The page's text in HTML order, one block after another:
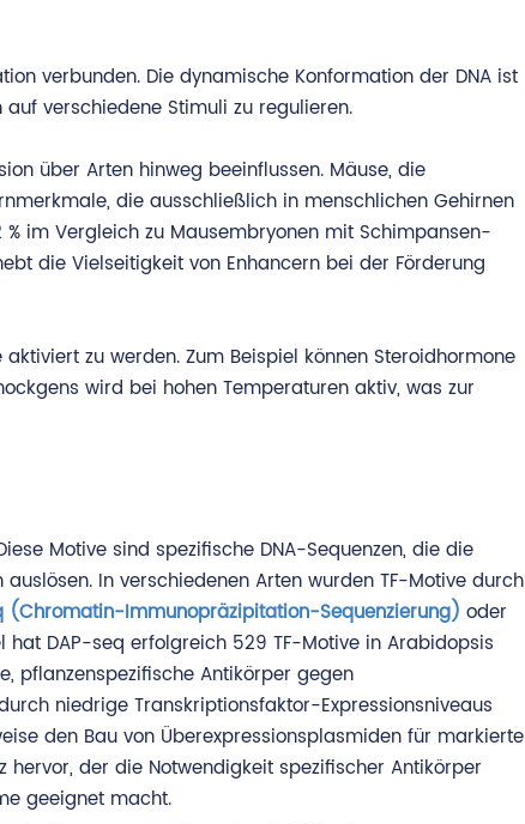
verbunden. Die dynamische Konformation der DNA ist
verschiedene Stimuli zu regulieren.
über Arten hinweg beeinflussen. Mäuse, die
die ausschließlich in menschlichen Gehirnen
im Vergleich zu Mausembryonen mit Schimpansen-
die Vielseitigkeit von Enhancern bei der Förderung
zu werden. Zum Beispiel können Steroidhormone
wird bei hohen Temperaturen aktiv, was zur
Motive sind spezifische DNA-Sequenzen, die die
In verschiedenen Arten wurden TF-Motive durch
(Chromatin-Immunopräzipitation-Sequenzierung) oder
hat DAP-seq erfolgreich 529 TF-Motive in Arabidopsis
pflanzenspezifische Antikörper gegen
niedrige Transkriptionsfaktor-Expressionsniveaus
den Bau von Überexpressionsplasmiden für markierte
der die Notwendigkeit spezifischer Antikörper
geeignet macht.